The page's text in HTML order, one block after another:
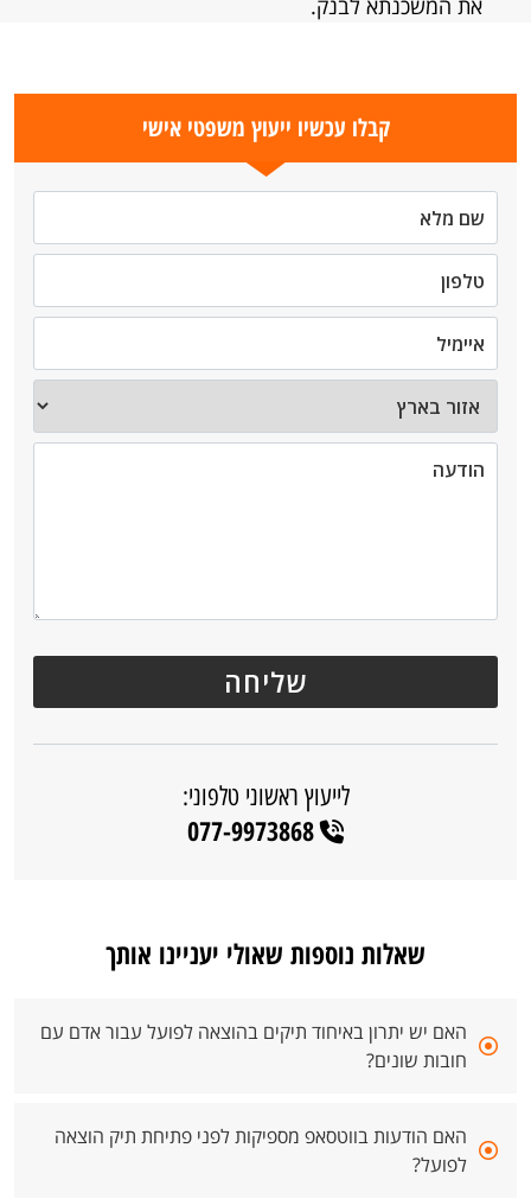
את המשכנתא לבנק.
קבלו עכשיו ייעוץ משפטי אישי
לייעוץ ראשוני טלפוני:
077-9973868
שאלות נוספות שאולי יעניינו אותך
האם יש יתרון באיחוד תיקים בהוצאה לפועל עבור אדם עם
חובות שונים?
האם הודעות בווטסאפ מספיקות לפני פתיחת תיק הוצאה
לפועל?